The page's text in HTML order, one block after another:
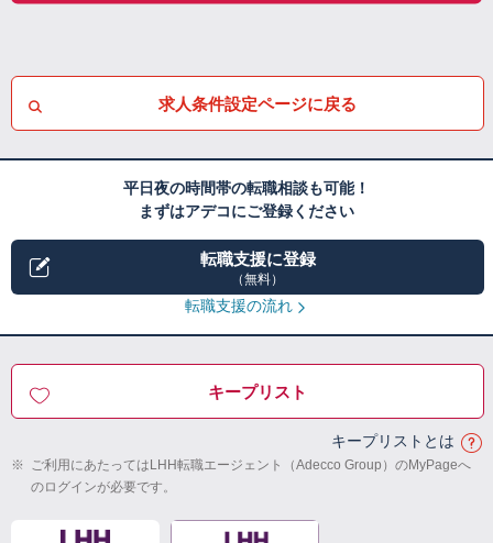
求人条件設定ページに戻る
平日夜の時間帯の転職相談も可能！
まずはアデコにご登録ください
転職支援に登録
（無料）
転職支援の流れ
キープリスト
キープリストとは
※ ご利用にあたってはLHH転職エージェント（Adecco Group）のMyPageへ
のログインが必要です。